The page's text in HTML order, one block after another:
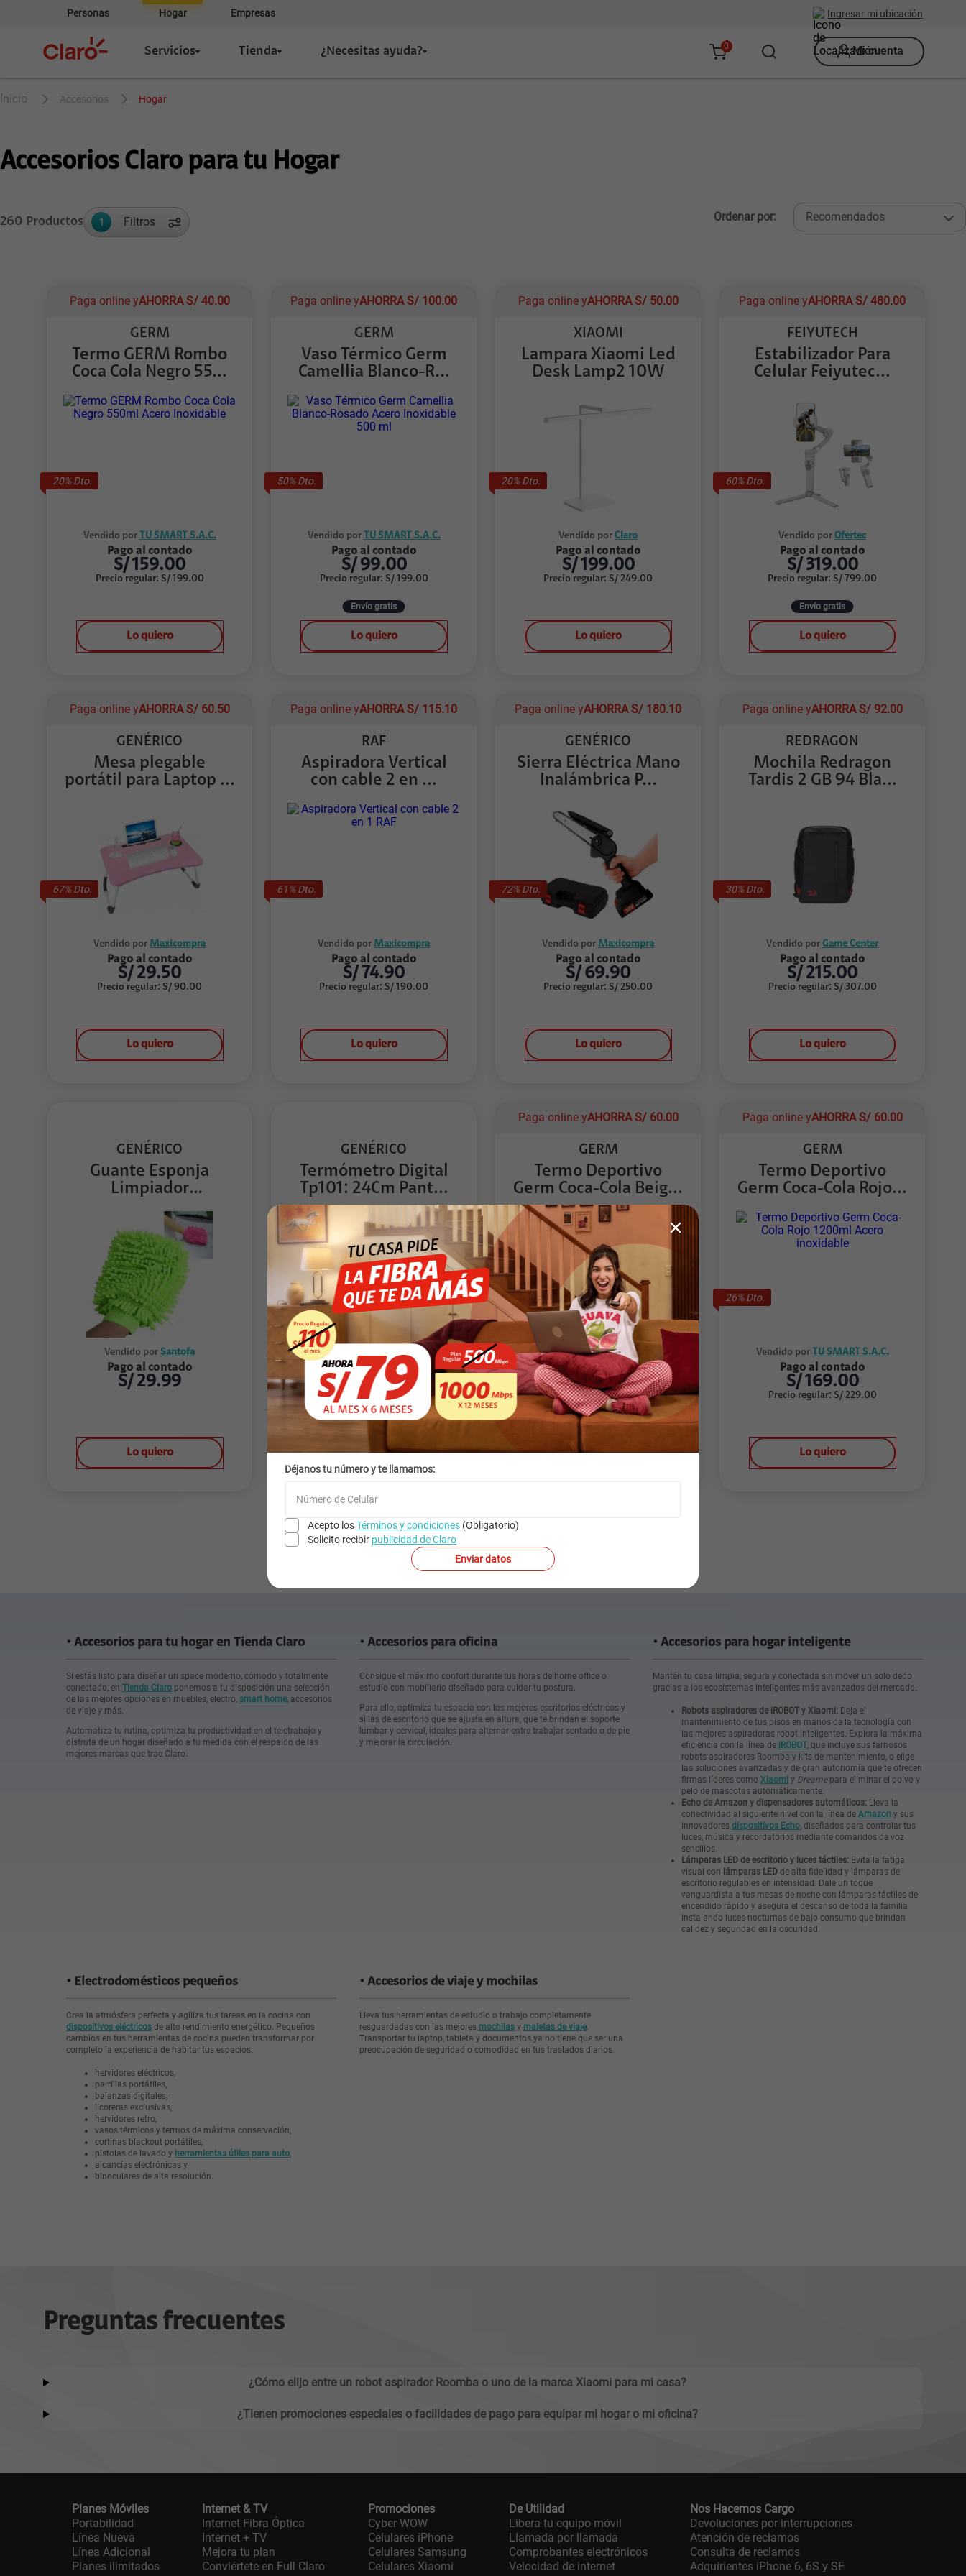
Personas Hogar Empresas Ingresar mi ubicación
Servicios Tienda ¿Necesitas ayuda? 0 Mi cuenta
accesorios hogar
Accesorios Claro para tu Hogar
260 Productos 1 Filtros Ordenar por: Recomendados
20% Dto.
Paga online yAHORRA S/ 40.00
GERM
Termo GERM Rombo
Coca Cola Negro 55...
Vendido por TU SMART S.A.C.
Pago al contado
S/159.00
Precio regular: S/ 199.00
Lo quiero
50% Dto.
Paga online yAHORRA S/ 100.00
GERM
Vaso Térmico Germ
Camellia Blanco-R...
Vendido por TU SMART S.A.C.
Pago al contado
S/ 99.00
Precio regular: S/ 199.00
Envío gratis
Lo quiero
20% Dto.
Paga online yAHORRA S/ 50.00
XIAOMI
Lampara Xiaomi Led
Desk Lamp2 10W
Vendido por Claro
Pago al contado
S/199.00
Precio regular: S/ 249.00
Lo quiero
60% Dto.
Paga online yAHORRA S/ 480.00
FEIYUTECH
Estabilizador Para
Celular Feiyutec...
Vendido por Ofertec
Pago al contado
S/ 319.00
Precio regular: S/ 799.00
Envío gratis
Lo quiero
67% Dto.
Paga online yAHORRA S/ 60.50
GENÉRICO
Mesa plegable
portátil para Laptop ...
Vendido por Maxicompra
Pago al contado
S/ 29.50
Precio regular: S/ 90.00
Lo quiero
61% Dto.
Paga online yAHORRA S/ 115.10
RAF
Aspiradora Vertical
con cable 2 en ...
Vendido por Maxicompra
Pago al contado
S/ 74.90
Precio regular: S/ 190.00
Lo quiero
72% Dto.
Paga online yAHORRA S/ 180.10
GENÉRICO
Sierra Eléctrica Mano
Inalámbrica P...
Vendido por Maxicompra
Pago al contado
S/ 69.90
Precio regular: S/ 250.00
Lo quiero
30% Dto.
Paga online yAHORRA S/ 92.00
REDRAGON
Mochila Redragon
Tardis 2 GB 94 Bla...
Vendido por Game Center
Pago al contado
S/ 215.00
Precio regular: S/ 307.00
Lo quiero
GENÉRICO
Guante Esponja
Limpiador
Vendido por Santofa
Pago al contado
S/ 29.99
Lo quiero
GENÉRICO
Termómetro Digital
Tp101: 24Cm Pant...
Vendido por Santofa
Pago al contado
S/24.60
Lo quiero
26% Dto.
Paga online yAHORRA S/ 60.00
GERM
Termo Deportivo
Germ Coca-Cola Beig...
Vendido por TU SMART S.A.C.
Pago al contado
S/169.00
Precio regular: S/229.00
Lo quiero
26% Dto.
Paga online yAHORRA S/ 60.00
GERM
Termo Deportivo
Germ Coca-Cola Rojo...
Vendido por TU SMART S.A.C.
Pago al contado
S/169.00
Precio regular: S/ 229.00
Lo quiero
Ver más
Accesorios para tu hogar en Tienda Claro
Si estás listo para diseñar un space moderno, cómodo y totalmente
conectado, en Tienda Claro ponemos a tu disposición una selección
de las mejores opciones en muebles, electro, smart home, accesorios
de viaje y más.
Automatiza tu rutina, optimiza tu productividad en el teletrabajo y
disfruta de un hogar diseñado a tu medida con el respaldo de las
mejores marcas que trae Claro.
Accesorios para oficina
Consigue el máximo confort durante tus horas de home office o
estudio con mobiliario diseñado para cuidar tu postura.
Para ello, optimiza tu espacio con los mejores escritorios eléctricos y
sillas de escritorio que se ajusta en altura, que te brindan el soporte
lumbar y cervical, ideales para alternar entre trabajar sentado o de pie
y mejorar la circulación.
Accesorios para hogar inteligente
Mantén tu casa limpia, segura y conectada sin mover un solo dedo
gracias a los ecosistemas inteligentes más avanzados del mercado.
Robots aspiradores de iROBOT y Xiaomi: Deja el
mantenimiento de tus pisos en manos de la tecnología con
las mejores aspiradoras robot inteligentes. Explora la máxima
eficiencia con la línea de iROBOT, que incluye sus famosos
robots aspiradores Roomba y kits de mantenimiento, o elige
las soluciones avanzadas y de gran autonomía que te ofrecen
firmas líderes como Xiaomi y Dreamepara eliminar el polvo y
pelo de mascotas automáticamente.
Echo de Amazon y dispensadores automáticos: Lleva la
conectividad al siguiente nivel con la línea de Amazon y sus
innovadores dispositivos Echo, diseñados para controlar tus
luces, música y recordatorios mediante comandos de voz
sencillos.
Lámparas LED de escritorio y luces táctiles: Evita la fatiga
visual con lámparas LED de alta fidelidad y lámparas de
escritorio regulables en intensidad. Dale un toque
vanguardista a tus mesas de noche con lámparas táctiles de
encendido rápido y asegura el descanso de toda la familia
instalando luces nocturnas de bajo consumo que brindan
calidez y seguridad en la oscuridad.
Electrodomésticos pequeños
Crea la atmósfera perfecta y agiliza tus tareas en la cocina con
dispositivos eléctricos de alto rendimiento energético. Pequeños
cambios en tus herramientas de cocina pueden transformar por
completo la experiencia de habitar tus espacios:
hervidores eléctricos,
parrillas portátiles,
balanzas digitales,
licoreras exclusivas,
hervidores retro,
vasos térmicos y termos de máxima conservación,
cortinas blackout portátiles,
pistolas de lavado y herramientas útiles para auto,
alcancías electrónicas y
binoculares de alta resolución.
Accesorios de viaje y mochilas
Lleva tus herramientas de estudio o trabajo completamente
resguardadas con las mejores mochilas y maletas de viaje.
Transportar tu laptop, tableta y documentos ya no tiene que ser una
preocupación de seguridad o comodidad en tus traslados diarios.
Preguntas frecuentes
¿Cómo elijo entre un robot aspirador Roomba o uno de la marca Xiaomi para mi casa?
¿Tienen promociones especiales o facilidades de pago para equipar mi hogar o mi oficina?
Déjanos tu número y te llamamos:
Acepto losTérminos y condiciones (Obligatorio)
Solicito recibir publicidad de Claro
Enviar datos
Planes Móviles
Portabilidad
Línea Nueva
Línea Adicional
Planes ilimitados
Internet & TV
Internet Fibra Óptica
Internet + TV
Mejora tu plan
Conviértete en Full Claro
Promociones
Cyber WOW
Celulares iPhone
Celulares Samsung
Celulares Xiaomi
De Utilidad
Libera tu equipo móvil
Llamada por llamada
Comprobantes electrónicos
Velocidad de internet
Nos Hacemos Cargo
Devoluciones por interrupciones
Atención de reclamos
Consulta de reclamos
Adquirientes iPhone 6, 6S y SE